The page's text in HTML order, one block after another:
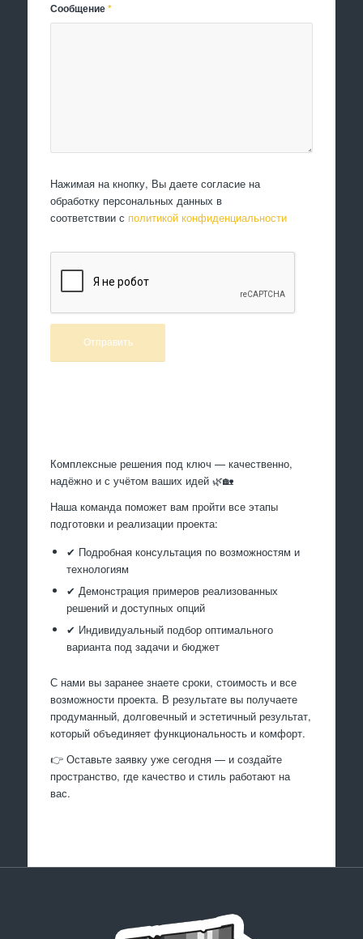
Сообщение*
Нажимая на кнопку, Вы даете согласие на
обработку персональных данных в
соответствии с политикой конфиденциальности
Комплексные решения под ключ — качественно,
надёжно и с учётом ваших идей 🌿🏡
Наша команда поможет вам пройти все этапы
подготовки и реализации проекта:
✔ Подробная консультация по возможностям и
технологиям
✔ Демонстрация примеров реализованных
решений и доступных опций
✔ Индивидуальный подбор оптимального
варианта под задачи и бюджет
С нами вы заранее знаете сроки, стоимость и все
возможности проекта. В результате вы получаете
продуманный, долговечный и эстетичный результат,
который объединяет функциональность и комфорт.
👉 Оставьте заявку уже сегодня — и создайте
пространство, где качество и стиль работают на
вас.